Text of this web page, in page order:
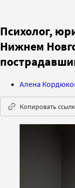
Психолог,
Нижнем
Алена
Копировать